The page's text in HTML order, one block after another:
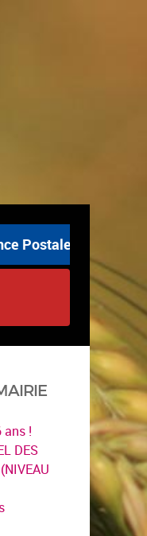
Communale
ans !
DES